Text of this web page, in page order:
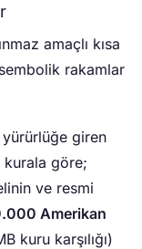
amaçlı kısa
rakamlar
yürürlüğe giren
kurala göre;
ve resmi
Amerikan
kuru karşılığı)